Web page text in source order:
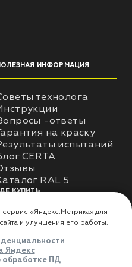
ИНФОРМАЦИЯ
технолога
-ответы
на краску
испытаний
CERTA
RAL 5
КУПИТЬ
купить